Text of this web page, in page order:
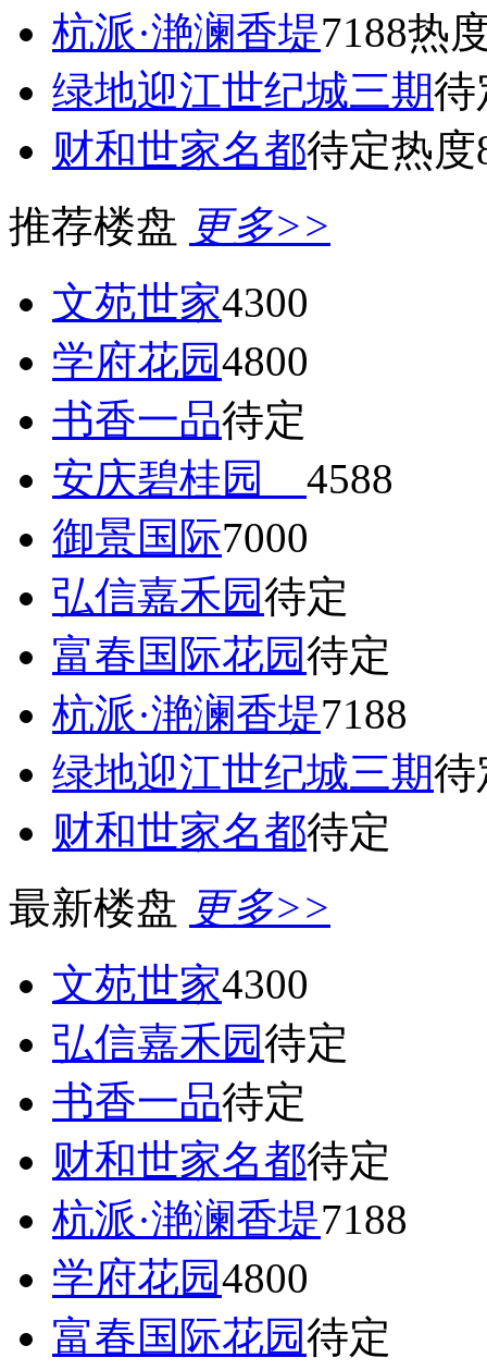
杭派·滟澜香堤7188热
绿地迎江世纪城三期待
财和世家名都待定热度
推荐楼盘 更多>>
文苑世家4300
学府花园4800
书香一品待定
安庆碧桂园 4588
御景国际7000
弘信嘉禾园待定
富春国际花园待定
杭派·滟澜香堤7188
绿地迎江世纪城三期待
财和世家名都待定
最新楼盘 更多>>
文苑世家4300
弘信嘉禾园待定
书香一品待定
财和世家名都待定
杭派·滟澜香堤7188
学府花园4800
富春国际花园待定